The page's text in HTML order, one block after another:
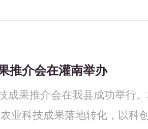
推介会在灌南举办
成果推介会在我县成功举行
业科技成果落地转化，以科